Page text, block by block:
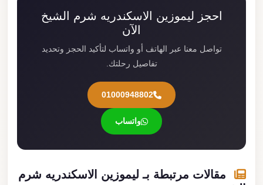
احجز ليموزين الاسكندريه شرم الشيخ
الآن
تواصل معنا عبر الهاتف أو واتساب لتأكيد الحجز وتحديد
تفاصيل رحلتك.
01000948802
واتساب
مقالات مرتبطة بـ ليموزين الاسكندريه شرم